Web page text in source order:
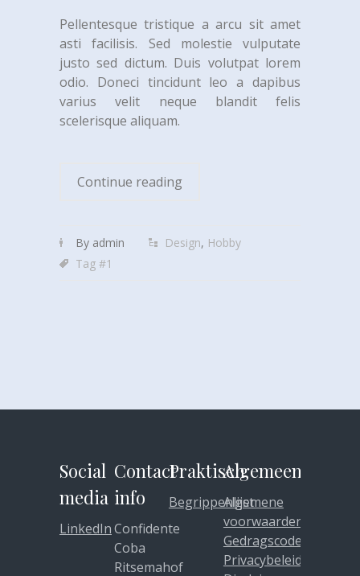
Pellentesque tristique a arcu sit amet
asti facilisis. Sed molestie vulputate
justo sed dictum. Duis volutpat lorem
odio. Doneci tincidunt leo a dapibus
varius velit neque blandit felis
scelerisque aliquam.
Continue reading
By admin Design, Hobby
Tag #1
Social
media
LinkedIn
Contact
info
Confidente
Coba
Ritsemahof
Praktisch
Begrippenlijst
Algemeen
Algemene
voorwaarden
Gedragscode
Privacybeleid